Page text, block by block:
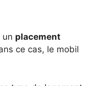
un placement
ce cas, le mobil